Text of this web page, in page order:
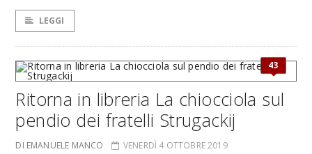
LEGGI
43
Ritorna in libreria La chiocciola sul
pendio dei fratelli Strugackij
DI EMANUELE MANCO VENERDÌ 4 OTTOBRE 2019